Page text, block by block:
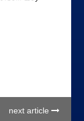
next article